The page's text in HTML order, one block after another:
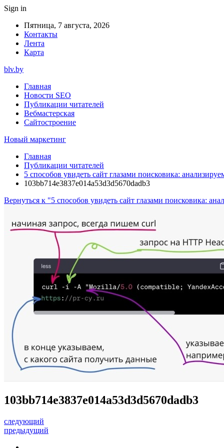
Sign in
Пятница, 7 августа, 2026
Контакты
Лента
Карта
blv.by
Главная
Новости SEO
Публикации читателей
Вебмастерская
Сайтостроение
Новый маркетинг
Главная
Публикации читателей
5 способов увидеть сайт глазами поисковика:
103bb714e3837e014a53d3d5670dadb3
Вернуться к "5 способов увидеть сайт глазами поисковика:
103bb714e3837e014a53d3d5670dadb3
следующий
предыдущий